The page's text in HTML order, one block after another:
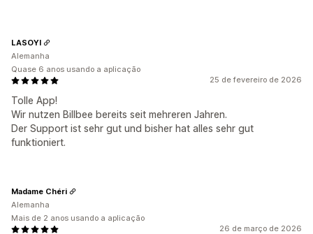
25 de fevereiro de 2026
Tolle App!
Wir nutzen Billbee bereits seit mehreren Jahren.
Der Support ist sehr gut und bisher hat alles sehr gut
funktioniert.
LASOYI
Alemanha
Quase 6 anos usando a aplicação
26 de março de 2026
Madame Chéri
Alemanha
Mais de 2 anos usando a aplicação